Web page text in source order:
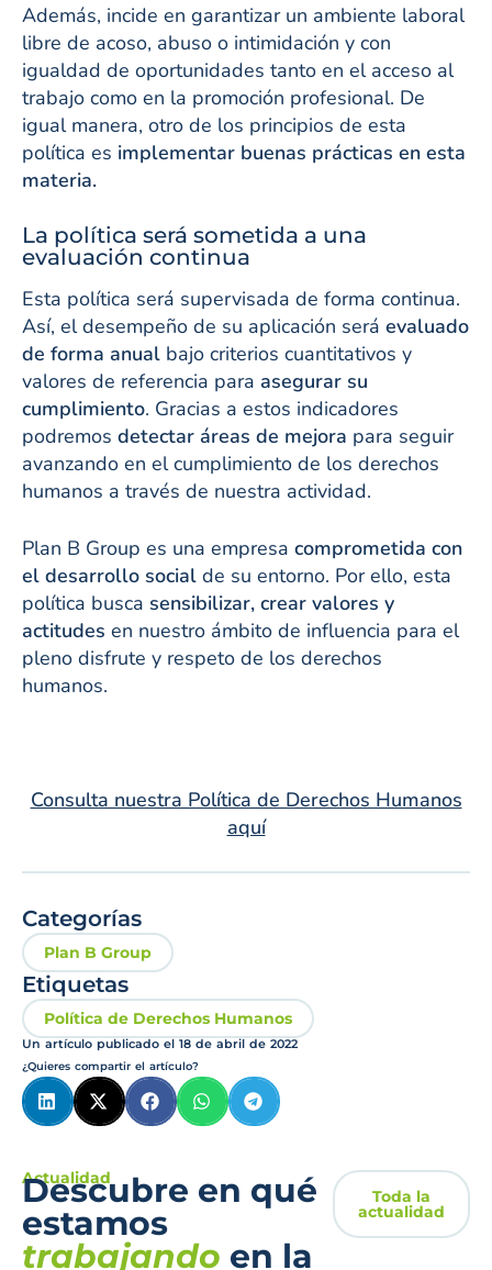
Además, incide en garantizar un ambiente laboral
libre de acoso, abuso o intimidación y con
igualdad de oportunidades tanto en el acceso al
trabajo como en la promoción profesional. De
igual manera, otro de los principios de esta
política es implementar buenas prácticas en esta
materia.
La política será sometida a una
evaluación continua
Esta política será supervisada de forma continua.
Así, el desempeño de su aplicación será evaluado
de forma anual bajo criterios cuantitativos y
valores de referencia para asegurar su
cumplimiento. Gracias a estos indicadores
podremos detectar áreas de mejora para seguir
avanzando en el cumplimiento de los derechos
humanos a través de nuestra actividad.
Plan B Group es una empresa comprometida con
el desarrollo social de su entorno. Por ello, esta
política busca sensibilizar, crear valores y
actitudes en nuestro ámbito de influencia para el
pleno disfrute y respeto de los derechos
humanos.
Consulta nuestra Política de Derechos Humanos
aquí
Categorías
Plan B Group
Etiquetas
Política de Derechos Humanos
Un artículo publicado el18 de abril de 2022
¿Quieres compartir el artículo?
Actualidad
Descubre en qué
estamos
trabajando en la
Toda la
actualidad